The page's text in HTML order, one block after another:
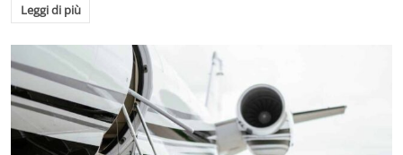
Leggi di più